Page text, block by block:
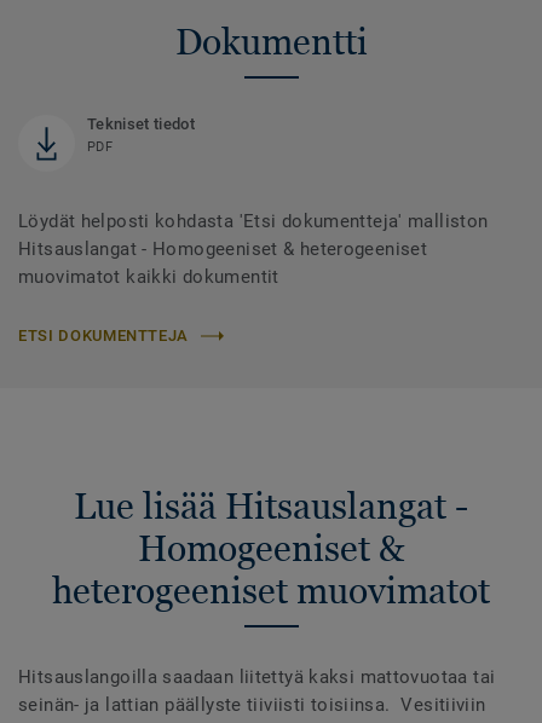
Dokumentti
Tekniset tiedot
PDF
Löydät helposti kohdasta 'Etsi dokumentteja' malliston
Hitsauslangat - Homogeeniset & heterogeeniset
muovimatot kaikki dokumentit
ETSI DOKUMENTTEJA
Lue lisää Hitsauslangat -
Homogeeniset &
heterogeeniset muovimatot
Hitsauslangoilla saadaan liitettyä kaksi mattovuotaa tai
seinän- ja lattian päällyste tiiviisti toisiinsa. Vesitiiviin